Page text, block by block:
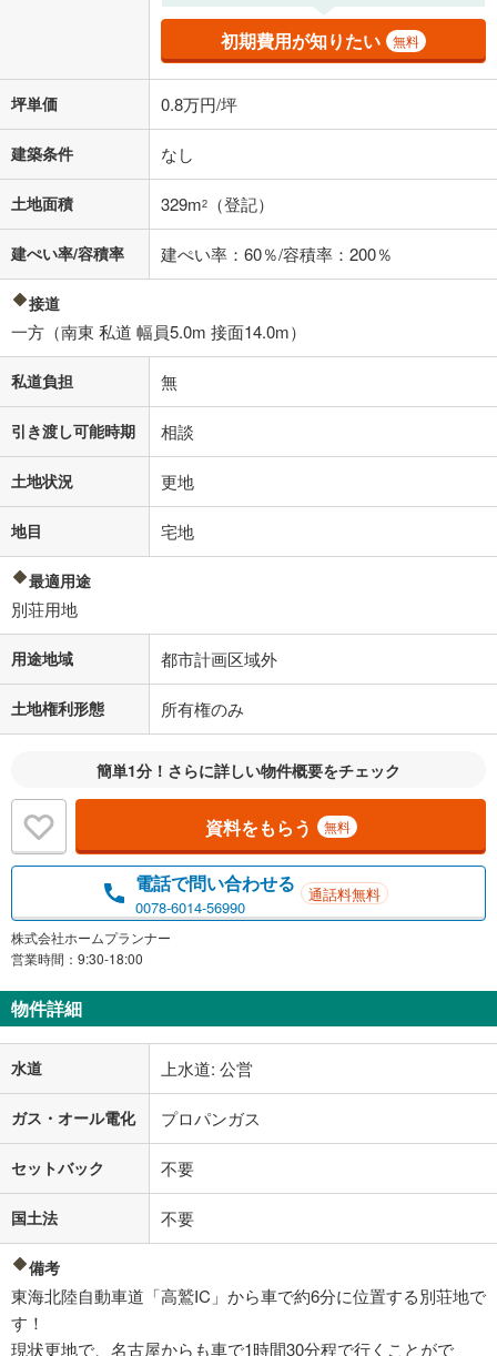
初期費用が知りたい 無料
坪単価 0.8万円/坪
建築条件 なし
土地面積 329m2 （登記）
建ぺい率/容積率 建ぺい率：60％/容積率：200％
接道
一方（南東 私道 幅員5.0m 接面14.0m）
私道負担 無
引き渡し可能時期 相談
土地状況 更地
地目 宅地
最適用途
別荘用地
用途地域 都市計画区域外
土地権利形態 所有権のみ
簡単1分！さらに詳しい物件概要をチェック
資料をもらう 無料
電話で問い合わせる
0078-6014-56990
通話料無料
株式会社ホームプランナー
営業時間：9:30-18:00
物件詳細
水道 上水道: 公営
ガス・オール電化 プロパンガス
セットバック 不要
国土法 不要
備考
東海北陸自動車道「高鷲IC」から車で約6分に位置する別荘地で
す！
現状更地で、名古屋からも車で1時間30分程で行くことがで